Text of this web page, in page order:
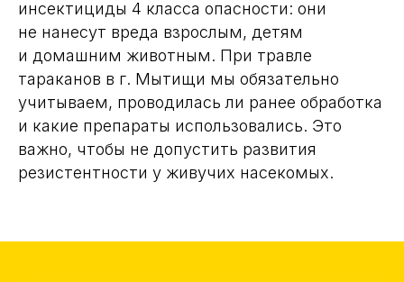
инсектициды 4 класса опасности: они
не нанесут вреда взрослым, детям
и домашним животным. При травле
тараканов в г. Мытищи мы обязательно
учитываем, проводилась ли ранее обработка
и какие препараты использовались. Это
важно, чтобы не допустить развития
резистентности у живучих насекомых.